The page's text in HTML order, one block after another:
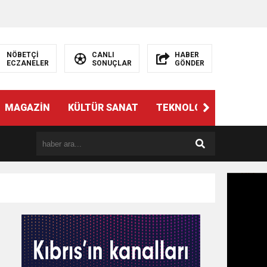
NÖBETÇİ
ECZANELER
CANLI
SONUÇLAR
HABER
GÖNDER
MAGAZİN KÜLTÜR SANAT TEKNOLOJİ